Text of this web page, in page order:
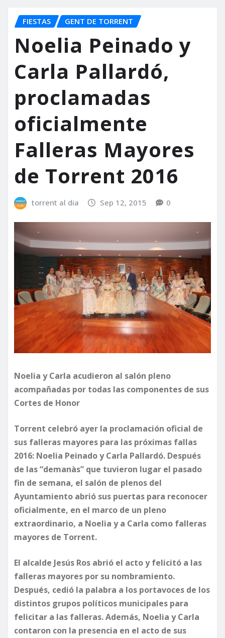
FIESTAS GENT DE TORRENT
Noelia Peinado y
Carla Pallardó,
proclamadas
oficialmente
Falleras Mayores
de Torrent 2016
torrent al dia Sep 12, 2015 0
Noelia y Carla acudieron al salón pleno
acompañadas por todas las componentes de sus
Cortes de Honor
Torrent celebró ayer la proclamación oficial de
sus falleras mayores para las próximas fallas
2016: Noelia Peinado y Carla Pallardó. Después
de las “demanàs” que tuvieron lugar el pasado
fin de semana, el salón de plenos del
Ayuntamiento abrió sus puertas para reconocer
oficialmente, en el marco de un pleno
extraordinario, a Noelia y a Carla como falleras
mayores de Torrent.
El alcalde Jesús Ros abrió el acto y felicitó a las
falleras mayores por su nombramiento.
Después, cedió la palabra a los portavoces de los
distintos grupos políticos municipales para
felicitar a las falleras. Además, Noelia y Carla
contaron con la presencia en el acto de sus